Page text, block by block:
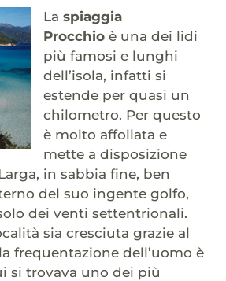
La spiaggia
Procchio è una dei lidi
più famosi e lunghi
dell’isola, infatti si
estende per quasi un
chilometro. Per questo
è molto affollata e
mette a disposizione
in sabbia fine, ben
del suo ingente golfo,
dei venti settentrionali.
sia cresciuta grazie al
frequentazione dell’uomo è
si trovava uno dei più